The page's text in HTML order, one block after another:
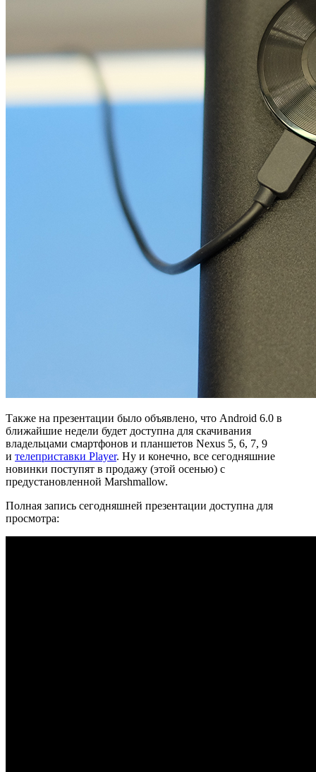
Также на презентации было объявлено, что Android 6.0 в
ближайшие недели будет доступна для скачивания
владельцами смартфонов и планшетов Nexus 5, 6, 7, 9
и телеприставки Player. Ну и конечно, все сегодняшние
новинки поступят в продажу (этой осенью) с
предустановленной Marshmallow.
Полная запись сегодняшней презентации доступна для
просмотра: